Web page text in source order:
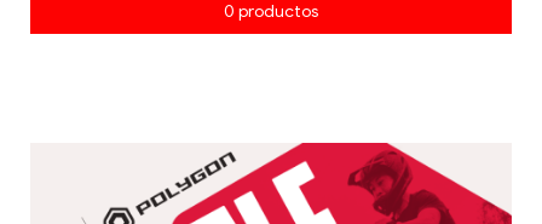
0 productos